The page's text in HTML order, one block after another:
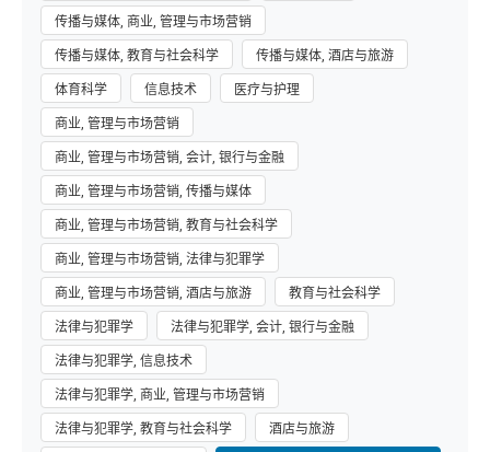
传播与媒体, 商业, 管理与市场营销
传播与媒体, 教育与社会科学 传播与媒体, 酒店与旅游
体育科学 信息技术 医疗与护理
商业, 管理与市场营销
商业, 管理与市场营销, 会计, 银行与金融
商业, 管理与市场营销, 传播与媒体
商业, 管理与市场营销, 教育与社会科学
商业, 管理与市场营销, 法律与犯罪学
商业, 管理与市场营销, 酒店与旅游 教育与社会科学
法律与犯罪学 法律与犯罪学, 会计, 银行与金融
法律与犯罪学, 信息技术
法律与犯罪学, 商业, 管理与市场营销
法律与犯罪学, 教育与社会科学 酒店与旅游